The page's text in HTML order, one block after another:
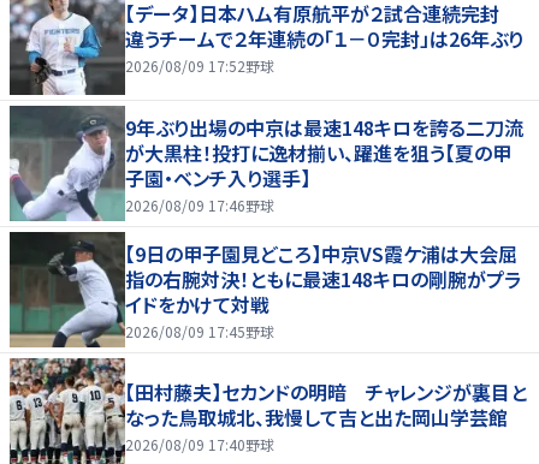
【データ】日本ハム有原航平が２試合連続完封
違うチームで２年連続の「１－０完封」は26年ぶり
2026/08/09 17:52野球
9年ぶり出場の中京は最速148キロを誇る二刀流
が大黒柱！投打に逸材揃い、躍進を狙う【夏の甲
子園・ベンチ入り選手】
2026/08/09 17:46野球
【9日の甲子園見どころ】中京VS霞ケ浦は大会屈
指の右腕対決！ともに最速148キロの剛腕がプラ
イドをかけて対戦
2026/08/09 17:45野球
【田村藤夫】セカンドの明暗 チャレンジが裏目と
なった鳥取城北、我慢して吉と出た岡山学芸館
2026/08/09 17:40野球